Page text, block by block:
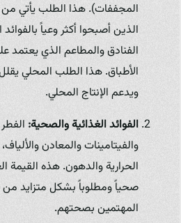
المجففات). هذا الطلب يأتي من
الذين أصبحوا أكثر وعياً
الفنادق والمطاعم الذي يعتمد
الأطباق. هذا الطلب المحلي
ويدعم الإنتاج المحلي.
الفوائد الغذائية والصحية:الفطر
والفيتامينات والمعادن
الحرارية والدهون. هذه القيمة
صحياً ومطلوباً بشكل متزايد
المهتمين بصحتهم.